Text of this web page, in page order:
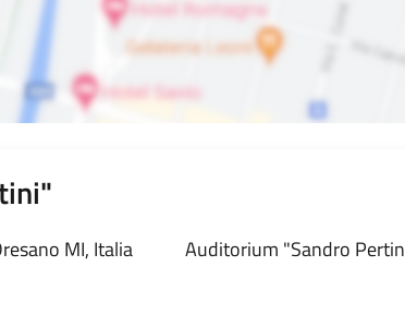
MI, Italia Auditorium "Sandro